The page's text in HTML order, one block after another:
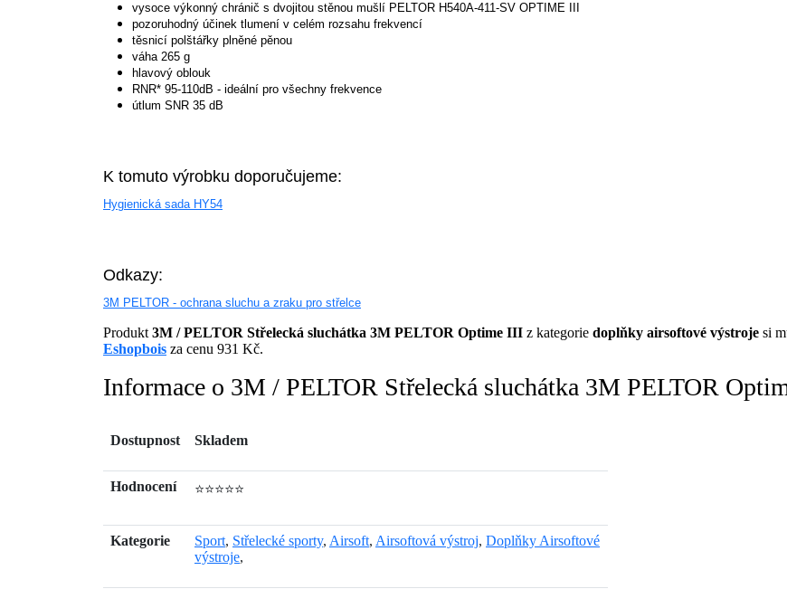
vysoce výkonný chránič s dvojitou stěnou mušlí PELTOR H540A-411-SV OPTIME III
pozoruhodný účinek tlumení v celém rozsahu frekvencí
těsnicí polštářky plněné pěnou
váha 265 g
hlavový oblouk
RNR* 95-110dB - ideální pro všechny frekvence
útlum SNR 35 dB
K tomuto výrobku doporučujeme:
Hygienická sada HY54
Odkazy:
3M PELTOR - ochrana sluchu a zraku pro střelce
Produkt 3M / PELTOR Střelecká sluchátka 3M PELTOR Optime III z kategorie doplňky airsoftové výstroje si
Eshopbois za cenu 931 Kč.
Informace o 3M / PELTOR Střelecká sluchátka 3M PELTOR
Dostupnost Skladem
Hodnocení ⭐⭐⭐⭐⭐
Kategorie Sport, Střelecké sporty, Airsoft, Airsoftová výstroj, Doplňky Airsoftové
výstroje,